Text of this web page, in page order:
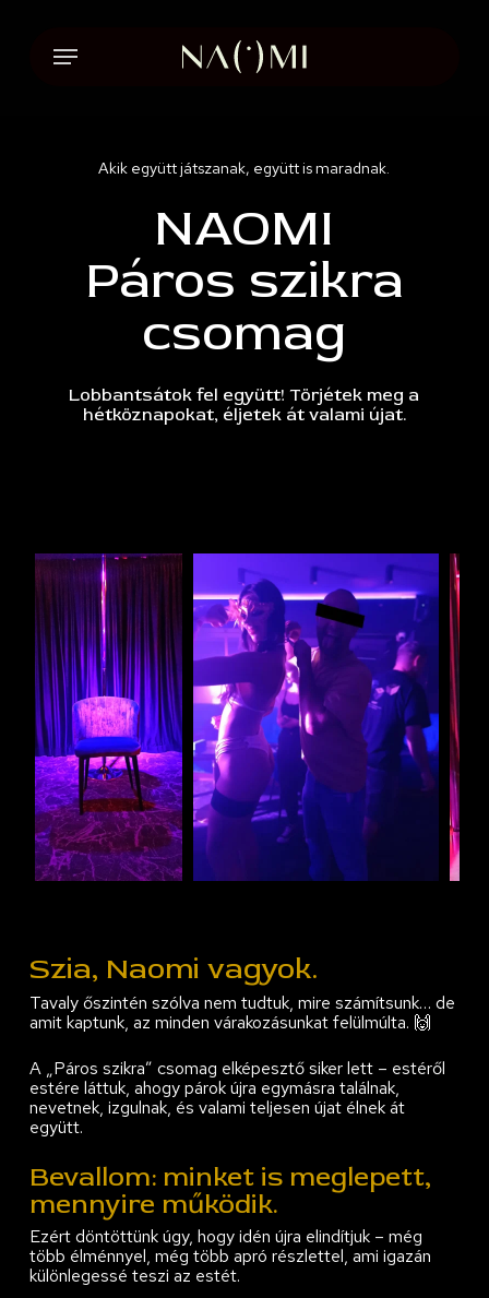
content
Menu
Akik együtt játszanak, együtt is maradnak.
NAOMI
Páros szikra
csomag
Lobbantsátok fel együtt! Törjétek meg a
hétköznapokat, éljetek át valami újat.
Szia, Naomi vagyok.
Tavaly őszintén szólva nem tudtuk, mire számítsunk… de
amit kaptunk, az minden várakozásunkat felülmúlta. 🙌
A „Páros szikra” csomag elképesztő siker lett – estéről
estére láttuk, ahogy párok újra egymásra találnak,
nevetnek, izgulnak, és valami teljesen újat élnek át
együtt.
Bevallom: minket is meglepett,
mennyire működik.
Ezért döntöttünk úgy, hogy idén újra elindítjuk – még
több élménnyel, még több apró részlettel, ami igazán
különlegessé teszi az estét.